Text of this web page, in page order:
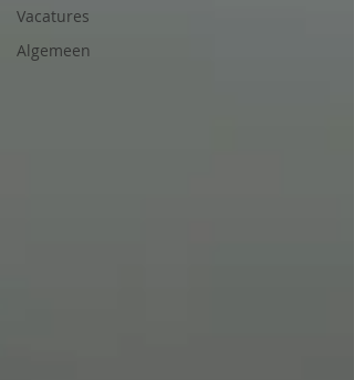
Vacatures
Algemeen